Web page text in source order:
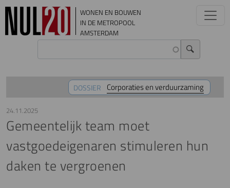
Overslaan en naar de inhoud gaan
WONEN EN BOUWEN
IN DE METROPOOL
AMSTERDAM
DOSSIER Corporaties en verduurzaming
24.11.2025
Gemeentelijk team moet
vastgoedeigenaren stimuleren hun
daken te vergroenen